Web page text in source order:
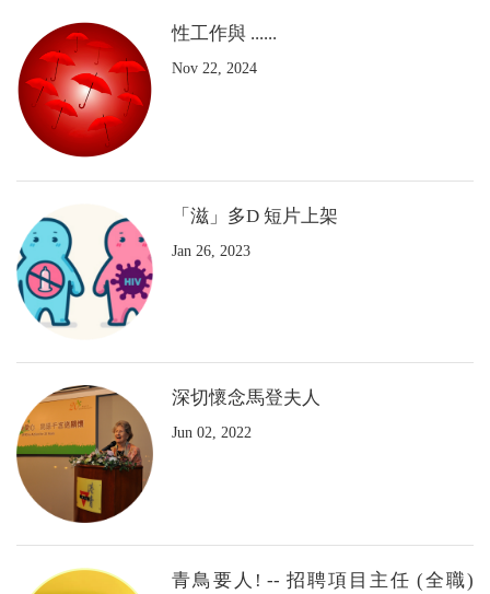
性工作與 ......
Nov 22, 2024
「滋」多D 短片上架
Jan 26, 2023
深切懷念馬登夫人
Jun 02, 2022
青鳥要人! -- 招聘項目主任 (全職)